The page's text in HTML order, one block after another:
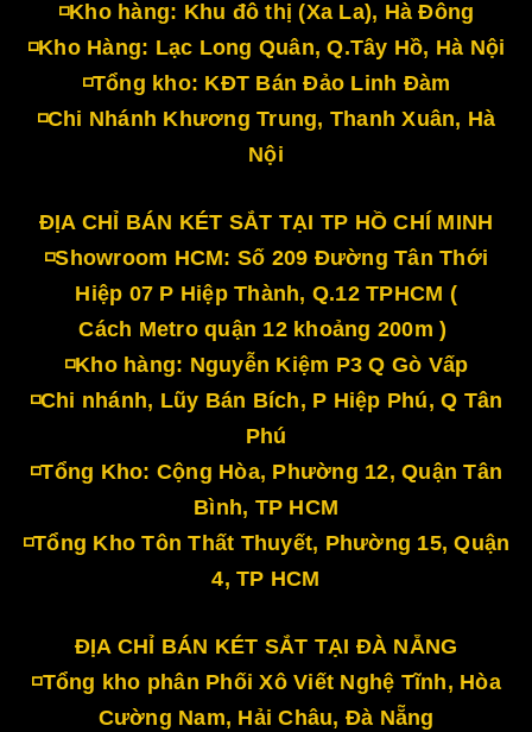
◽Kho hàng: Khu đô thị (Xa La), Hà Đông
◽Kho Hàng: Lạc Long Quân, Q.Tây Hồ, Hà Nội
◽Tổng kho: KĐT Bán Đảo Linh Đàm
◽Chi Nhánh Khương Trung, Thanh Xuân, Hà
Nội
ĐỊA CHỈ BÁN KÉT SẮT TẠI TP HỒ CHÍ MINH
◽Showroom HCM: Số 209 Đường Tân Thới
Hiệp 07 P Hiệp Thành, Q.12 TPHCM (
Cách Metro quận 12 khoảng 200m )
◽Kho hàng: Nguyễn Kiệm P3 Q Gò Vấp
◽Chi nhánh, Lũy Bán Bích, P Hiệp Phú, Q Tân
Phú
◽Tổng Kho: Cộng Hòa, Phường 12, Quận Tân
Bình, TP HCM
◽Tổng Kho Tôn Thất Thuyết, Phường 15, Quận
4, TP HCM
ĐỊA CHỈ BÁN KÉT SẮT TẠI ĐÀ NẴNG
◽Tổng kho phân Phối Xô Viết Nghệ Tĩnh, Hòa
Cường Nam, Hải Châu, Đà Nẵng